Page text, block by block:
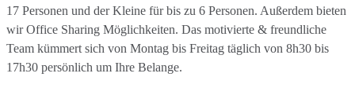
17 Personen und der Kleine für bis zu 6 Personen. Außerdem bieten
wir Office Sharing Möglichkeiten. Das motivierte & freundliche
Team kümmert sich von Montag bis Freitag täglich von 8h30 bis
17h30 persönlich um Ihre Belange.